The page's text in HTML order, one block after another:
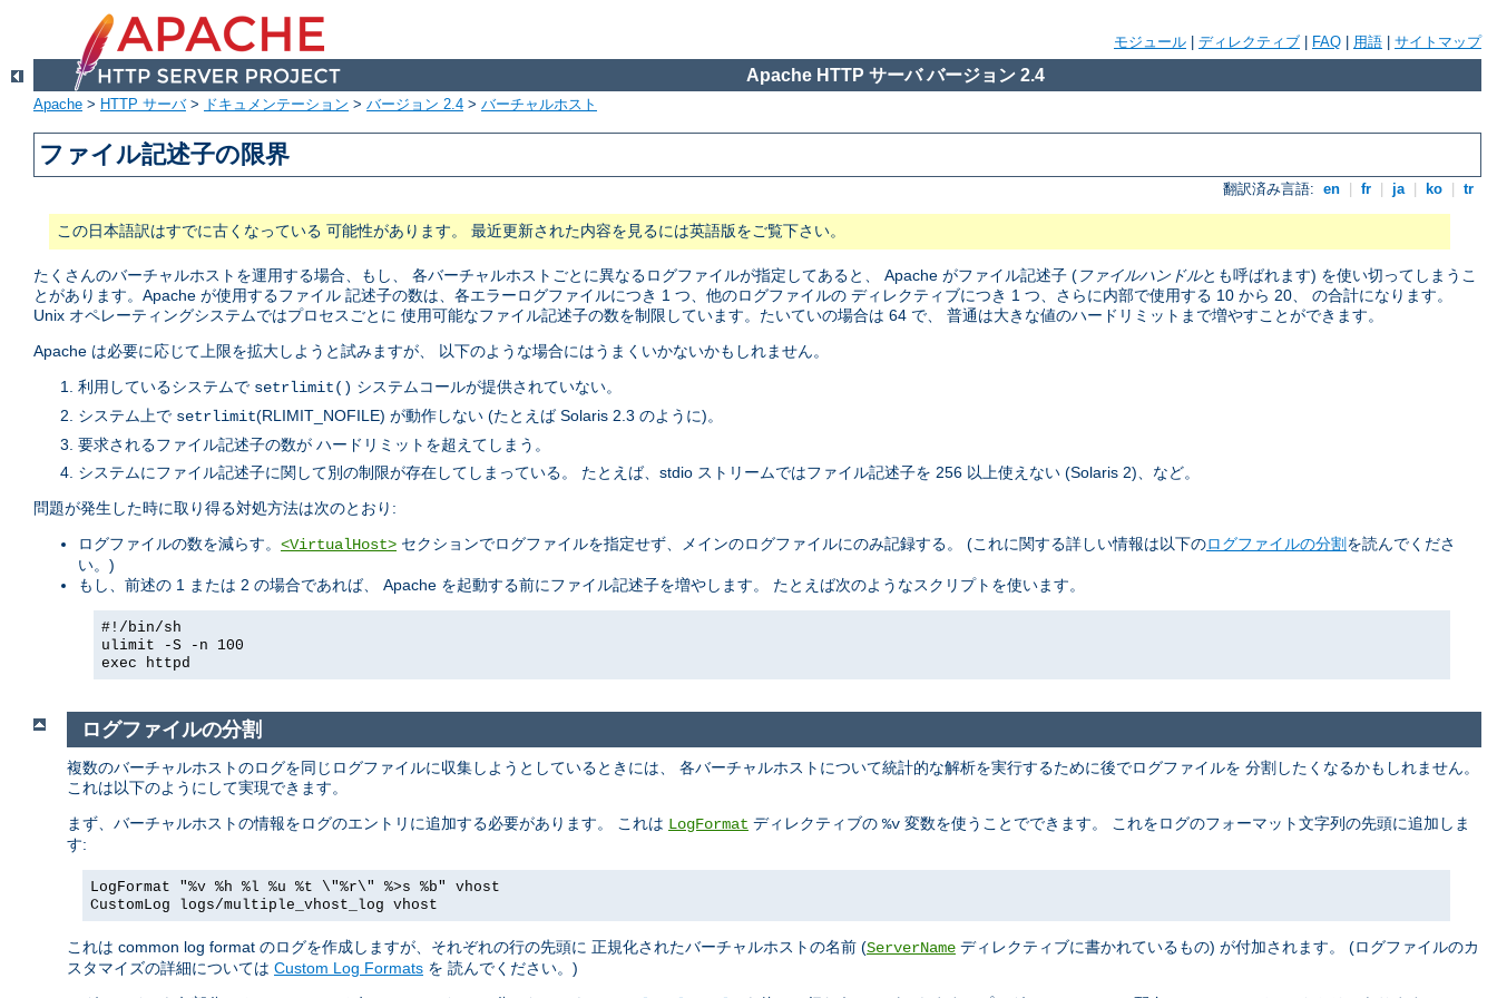
モジュール ディレクティブ FAQ 用語 サイトマップ
Apache HTTP サーバ バージョン 2.4
Apache > HTTP サーバ> ドキュメンテーション > バージョン 2.4 > バーチャルホスト
ファイル記述子の限界
翻訳済み言語: en fr ja ko tr
この日本語訳はすでに古くなっている 可能性があります。 最近更新された内容を見るには英語版をご覧下さい。
たくさんのバーチャルホストを運用する場合、もし、 各バーチャルホストごとに異なるログファイルが指定してあると、 Apache がファイル記述子 (ファイルハンドルとも呼ばれます) を使い切ってしまうこ
とがあります。Apache が使用するファイル 記述子の数は、各エラーログファイルにつき 1 つ、他のログファイルの ディレクティブにつき 1 つ、さらに内部で使用する 10 から 20、 の合計になります。
Unix オペレーティングシステムではプロセスごとに 使用可能なファイル記述子の数を制限しています。たいていの場合は 64 で、 普通は大きな値のハードリミットまで増やすことができます。
Apache は必要に応じて上限を拡大しようと試みますが、 以下のような場合にはうまくいかないかもしれません。
利用しているシステムで setrlimit() システムコールが提供されていない。
システム上で setrlimit(RLIMIT_NOFILE) が動作しない (たとえば Solaris 2.3 のように)。
要求されるファイル記述子の数が ハードリミットを超えてしまう。
システムにファイル記述子に関して別の制限が存在してしまっている。 たとえば、stdio ストリームではファイル記述子を 256 以上使えない (Solaris 2)、など。
問題が発生した時に取り得る対処方法は次のとおり:
ログファイルの数を減らす。 <VirtualHost> セクションでログファイルを指定せず、メインのログファイルにのみ記録する。 (これに関する詳しい情報は以下のログファイルの分割 を読んでくださ
い。)
もし、前述の 1 または 2 の場合であれば、 Apache を起動する前にファイル記述子を増やします。 たとえば次のようなスクリプトを使います。
#!/bin/sh
ulimit -S -n 100
exec httpd
ログファイルの分割
複数のバーチャルホストのログを同じログファイルに収集しようとしているときには、 各バーチャルホストについて統計的な解析を実行するために後でログファイルを 分割したくなるかもしれません。
これは以下のようにして実現できます。
まず、バーチャルホストの情報をログのエントリに追加する必要があります。 これは LogFormat ディレクティブの %v 変数を使うことでできます。 これをログのフォーマット文字列の先頭に追加しま
す:
LogFormat "%v %h %l %u %t \"%r\" %>s %b" vhost
CustomLog logs/multiple_vhost_log vhost
これは common log format のログを作成しますが、それぞれの行の先頭に 正規化されたバーチャルホストの名前 (ServerName ディレクティブに書かれているもの) が付加されます。 (ログファイルのカ
スタマイズの詳細については Custom Log Formats を 読んでください。)